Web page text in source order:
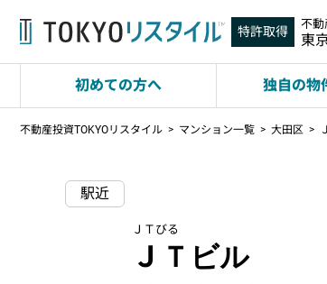
特許取得 不動
東
初めての方へ 独自の物
不動産投資TOKYOリスタイル マンション一覧 大田区
駅近
ＪＴびる
ＪＴビル